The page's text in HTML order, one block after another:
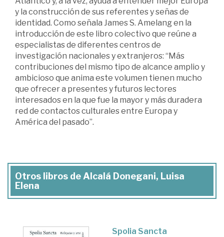
y la construcción de sus referentes y señas de
identidad. Como señala James S. Amelang en la
introducción de este libro colectivo que reúne a
especialistas de diferentes centros de
investigación nacionales y extranjeros: “Más
contribuciones del mismo tipo de alcance amplio y
ambicioso que anima este volumen tienen mucho
que ofrecer a presentes y futuros lectores
interesados en la que fue la mayor y más duradera
red de contactos culturales entre Europa y
América del pasado”.
Otros libros de Alcalá Donegani, Luisa
Elena
Spolia Sancta